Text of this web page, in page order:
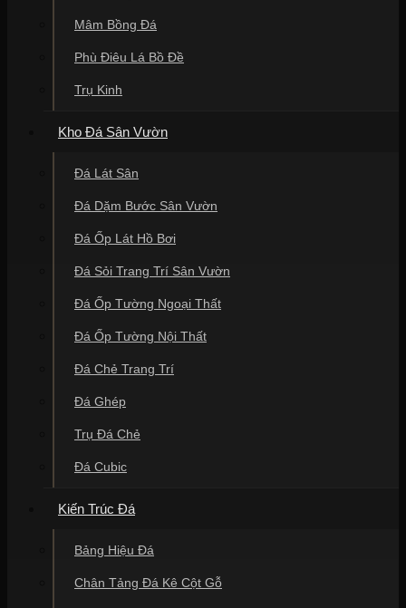
Mâm Bồng Đá
Phù Điêu Lá Bồ Đề
Trụ Kinh
Kho Đá Sân Vườn
Đá Lát Sân
Đá Dặm Bước Sân Vườn
Đá Ốp Lát Hồ Bơi
Đá Sỏi Trang Trí Sân Vườn
Đá Ốp Tường Ngoại Thất
Đá Ốp Tường Nội Thất
Đá Chẻ Trang Trí
Đá Ghép
Trụ Đá Chẻ
Đá Cubic
Kiến Trúc Đá
Bảng Hiệu Đá
Chân Tảng Đá Kê Cột Gỗ